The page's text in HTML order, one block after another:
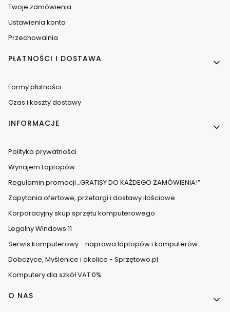
Twoje zamówienia
Ustawienia konta
Przechowalnia
PŁATNOŚCI I DOSTAWA
Formy płatności
Czas i koszty dostawy
INFORMACJE
Polityka prywatności
Wynajem Laptopów
Regulamin promocji „GRATISY DO KAŻDEGO ZAMÓWIENIA!”
Zapytania ofertowe, przetargi i dostawy ilościowe
Korporacyjny skup sprzętu komputerowego
Legalny Windows 11
Serwis komputerowy - naprawa laptopów i komputerów
Dobczyce, Myślenice i okolice - Sprzętowo.pl
Komputery dla szkół VAT 0%
O NAS